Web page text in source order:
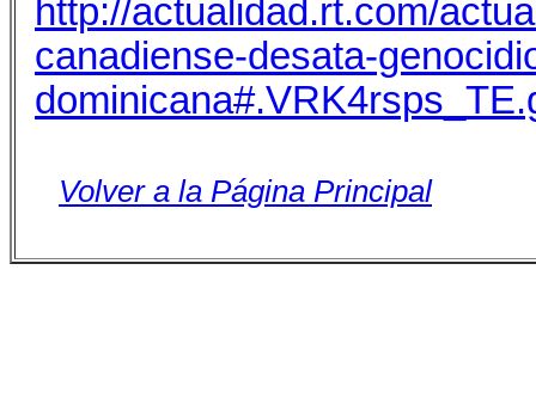
http://actualidad.rt.com/
canadiense-desata-
Volver a la Página Principal